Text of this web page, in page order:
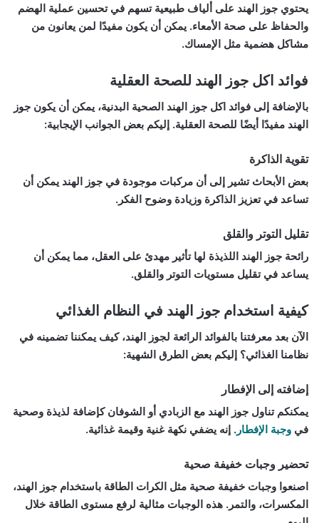
يحتوي جوز الهند على ألياف طبيعية تسهم في تحسين عملية الهضم
والحفاظ على صحة الأمعاء. يمكن أن يكون مفيدًا لمن يعانون من
مشاكل هضمية مثل الإمساك.
فوائد اكل جوز الهند للصحة العقلية
بالإضافة إلى فوائد اكل جوز الهند الصحية البدنية، يمكن أن يكون جوز
الهند مفيدًا أيضًا للصحة العقلية. إليكم بعض الجوانب الإيجابية:
تقوية الذاكرة
بعض الأبحاث تشير إلى أن مركبات موجودة في جوز الهند يمكن أن
تساعد في تعزيز الذاكرة وزيادة وضوح الفكر.
تقليل التوتر والقلق
رائحة جوز الهند اللذيذة لها تأثير مهدئ على العقل، مما يمكن أن
يساعد في تقليل مستويات التوتر والقلق.
كيفية استخدام جوز الهند في النظام الغذائي
الآن بعد معرفتنا بالفوائد الرائعة لجوز الهند، كيف يمكننا تضمينه في
نظامنا الغذائي؟ إليكم بعض الطرق الشهية:
إضافته إلى الإفطار
يمكنكم تناول جوز الهند مع الزبادي أو الشوفان كإضافة لذيذة وصحية
في وجبة الإفطار . إنه يضفي نكهة غنية وقيمة غذائية.
تحضير وجبات خفيفة صحية
اصنعوا وجبات خفيفة صحية مثل الكرات الطاقة باستخدام جوز الهند،
المكسرات، والتمر. هذه الوجبات مثالية لرفع مستوى الطاقة خلال